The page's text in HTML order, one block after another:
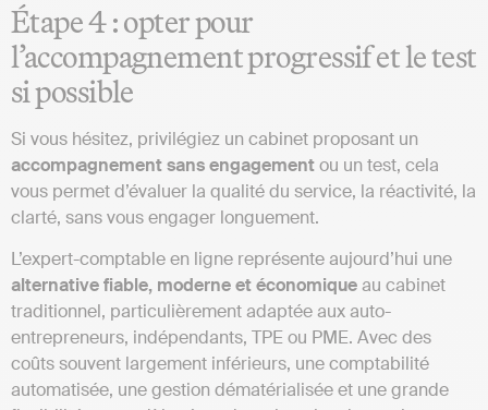
Étape 4 : opter pour
l’accompagnement progressif et le test
si possible
Si vous hésitez, privilégiez un cabinet proposant un
accompagnement sans engagementou un test, cela
vous permet d’évaluer la qualité du service, la réactivité, la
clarté, sans vous engager longuement.
L’expert-comptable en ligne représente aujourd’hui une
alternative fiable, moderne et économiqueau cabinet
traditionnel, particulièrement adaptée aux auto-
entrepreneurs, indépendants, TPE ou PME. Avec des
coûts souvent largement inférieurs, une comptabilité
automatisée, une gestion dématérialisée et une grande